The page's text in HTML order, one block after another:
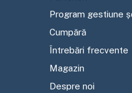
Program gestiune
Cumpără
Întrebări frecvente
Magazin
Despre noi